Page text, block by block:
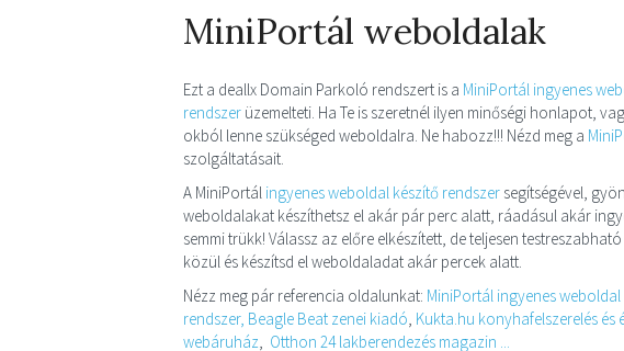
MiniPortál weboldalak
Ezt a deallx Domain Parkoló rendszert is a MiniPortál ingyenes
rendszer üzemelteti. Ha Te is szeretnél ilyen minőségi honlapot,
okból lenne szükséged weboldalra. Ne habozz!!! Nézd meg a
szolgáltatásait.
A MiniPortál ingyenes weboldal készítő rendszer segítségével,
weboldalakat készíthetsz el akár pár perc alatt, ráadásul akár
semmi trükk! Válassz az előre elkészített, de teljesen
közül és készítsd el weboldaladat akár percek alatt.
Nézz meg pár referencia oldalunkat: MiniPortál ingyenes
rendszer, Beagle Beat zenei kiadó, Kukta.hu konyhafelszerelés és
webáruház, Otthon 24 lakberendezés magazin ...